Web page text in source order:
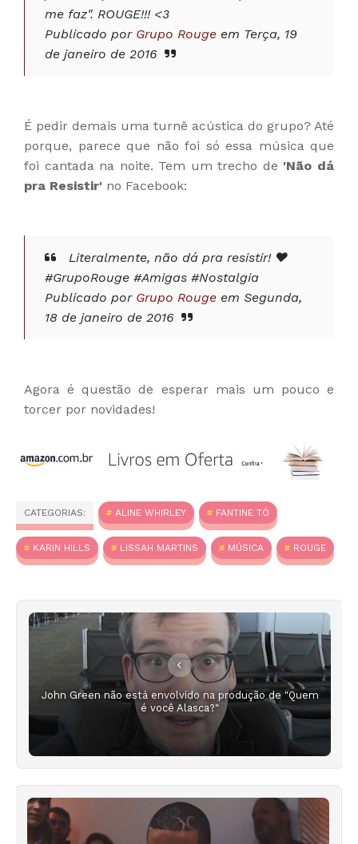
me faz". ROUGE!!! <3
Publicado por Grupo Rouge em Terça, 19
de janeiro de 2016
É pedir demais uma turnê acústica do grupo? Até
porque, parece que não foi só essa música que
foi cantada na noite. Tem um trecho de 'Não dá
pra Resistir' no Facebook:
Literalmente, não dá pra resistir! ❤️
#GrupoRouge #Amigas #Nostalgia
Publicado por Grupo Rouge em Segunda,
18 de janeiro de 2016
Agora é questão de esperar mais um pouco e
torcer por novidades!
CATEGORIAS: ALINE WHIRLEY FANTINE TÓ
KARIN HILLS LISSAH MARTINS MÚSICA ROUGE
John Green não está envolvido na produção de "Quem
é você Alasca?"